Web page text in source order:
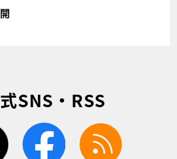
SNS・RSS
twitter facebook